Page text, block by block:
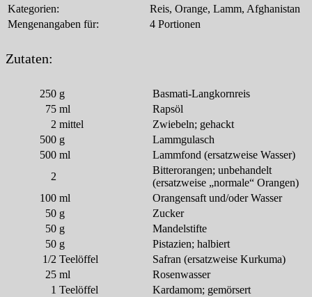
Kategorien:
Reis, Orange, Lamm, Afghanistan
Mengenangaben für:
4 Portionen
Zutaten:
250 g
Basmati-Langkornreis
75 ml
Rapsöl
2 mittel
Zwiebeln; gehackt
500 g
Lammgulasch
500 ml
Lammfond (ersatzweise Wasser)
2
Bitterorangen; unbehandelt
(ersatzweise „normale“ Orangen)
100 ml
Orangensaft und/oder Wasser
50 g
Zucker
50 g
Mandelstifte
50 g
Pistazien; halbiert
1/2 Teelöffel
Safran (ersatzweise Kurkuma)
25 ml
Rosenwasser
1 Teelöffel
Kardamom; gemörsert